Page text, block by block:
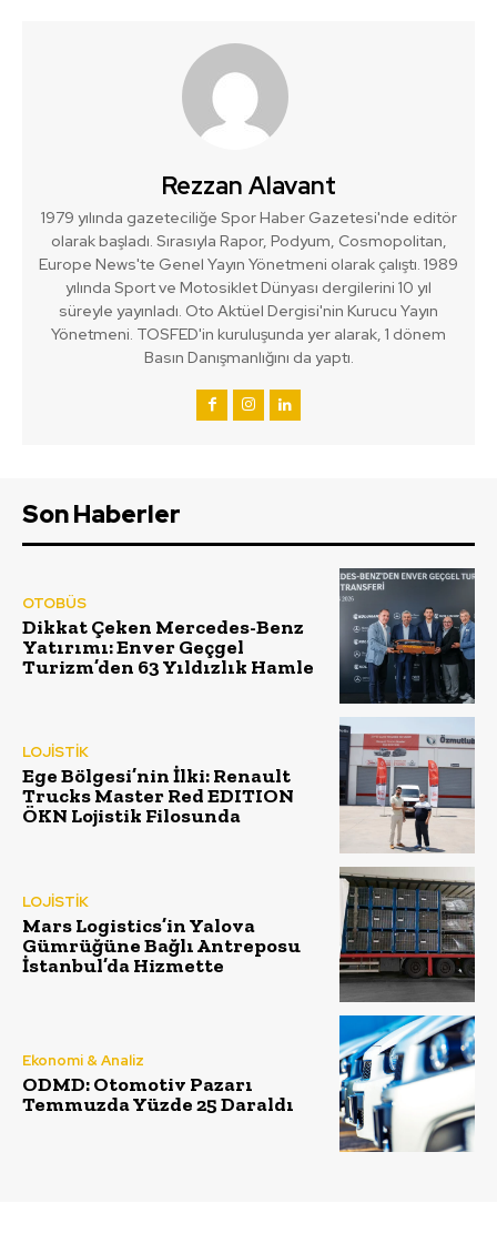
Rezzan Alavant
1979 yılında gazeteciliğe Spor Haber Gazetesi'nde editör
olarak başladı. Sırasıyla Rapor, Podyum, Cosmopolitan,
Europe News'te Genel Yayın Yönetmeni olarak çalıştı. 1989
yılında Sport ve Motosiklet Dünyası dergilerini 10 yıl
süreyle yayınladı. Oto Aktüel Dergisi'nin Kurucu Yayın
Yönetmeni. TOSFED'in kuruluşunda yer alarak, 1 dönem
Basın Danışmanlığını da yaptı.
Son Haberler
OTOBÜS
Dikkat Çeken Mercedes-Benz
Yatırımı: Enver Geçgel
Turizm’den 63 Yıldızlık Hamle
LOJİSTİK
Ege Bölgesi’nin İlki: Renault
Trucks Master Red EDITION
ÖKN Lojistik Filosunda
LOJİSTİK
Mars Logistics’in Yalova
Gümrüğüne Bağlı Antreposu
İstanbul’da Hizmette
Ekonomi & Analiz
ODMD: Otomotiv Pazarı
Temmuzda Yüzde 25 Daraldı